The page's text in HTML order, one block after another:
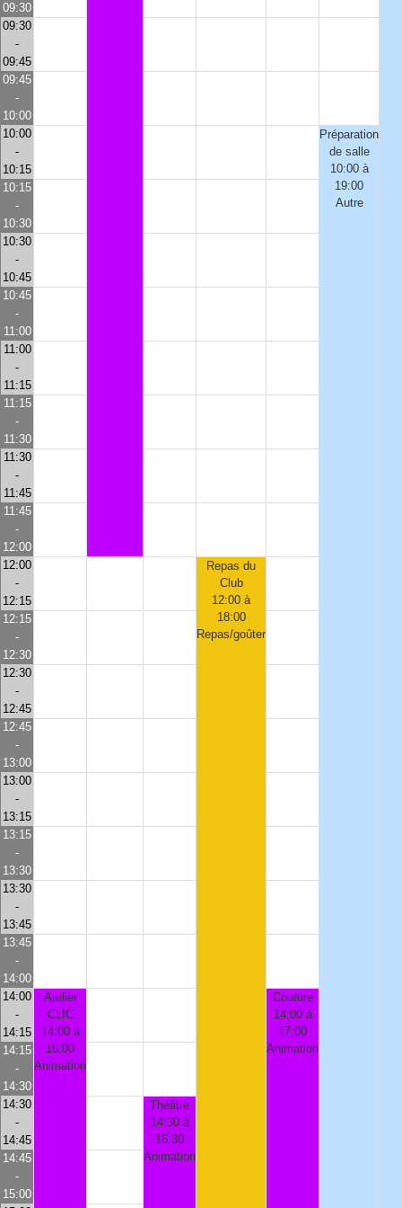
09:30
09:30
-
09:45
09:45
-
10:00
10:00
-
10:15
Préparation
de salle
10:00 à
19:00
Autre
10:15
-
10:30
10:30
-
10:45
10:45
-
11:00
11:00
-
11:15
11:15
-
11:30
11:30
-
11:45
11:45
-
12:00
12:00
-
12:15
Repas du
Club
12:00 à
18:00
Repas/goûter
12:15
-
12:30
12:30
-
12:45
12:45
-
13:00
13:00
-
13:15
13:15
-
13:30
13:30
-
13:45
13:45
-
14:00
14:00
-
14:15
Atelier
CLIC
14:00 à
16:00
Animation
Couture
14:00 à
17:00
Animation
14:15
-
14:30
14:30
-
14:45
Théâtre
14:30 à
16:30
Animation
14:45
-
15:00